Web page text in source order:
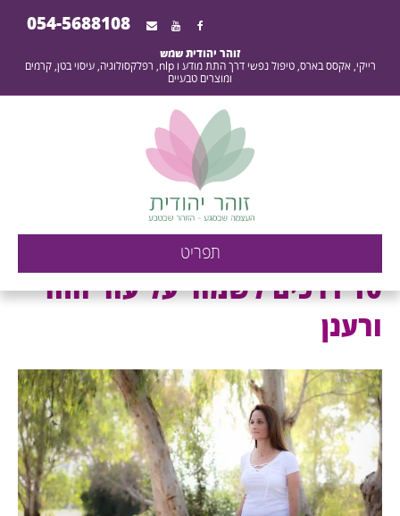
054-5688108
זוהר יהודית שמש
רייקי, אקסס בארס, טיפול נפשי דרך התת מודע ו nlp, רפלקסולוגיה, עיסוי בטן, קרמים
ומוצרים טבעיים
תפריט
ארכיון קרם יום - העוצמה
שבמגע - הזוהר שבטבע -
10 דרכים לשמור על עור זוהר
ורענן